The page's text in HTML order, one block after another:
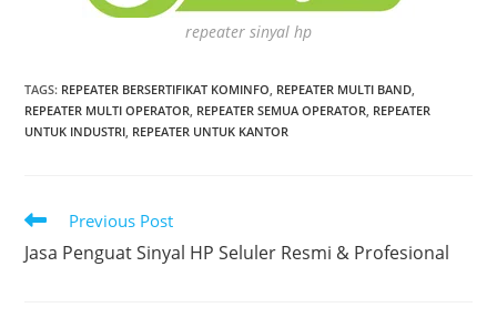
repeater sinyal hp
TAGS: REPEATER BERSERTIFIKAT KOMINFO REPEATER MULTI BAND
REPEATER MULTI OPERATOR REPEATER SEMUA OPERATOR REPEATER
UNTUK INDUSTRI REPEATER UNTUK KANTOR
Read
articles
Previous Post
Jasa Penguat Sinyal HP Seluler Resmi & Profesional